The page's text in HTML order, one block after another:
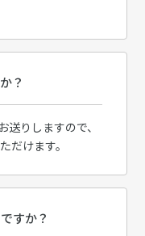
？
りしますので、
だけます。
すか？